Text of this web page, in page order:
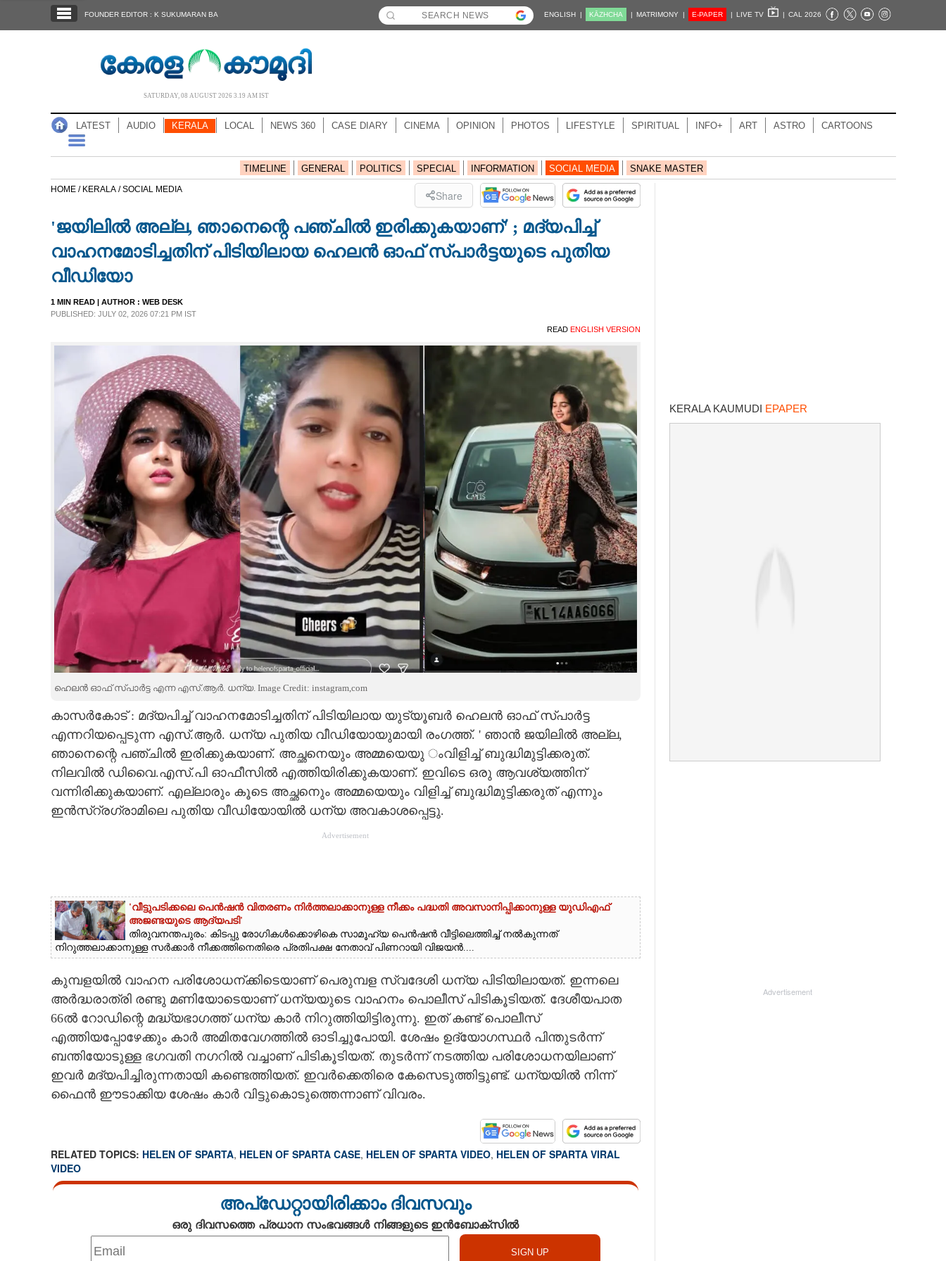
NOTIFIED NEWS
NEWS 360
CARTOONS
CONTACT US
FOUNDER EDITOR : K SUKUMARAN BA ENGLISH | KĀZHCHA | MATRIMONY | E-PAPER | LIVE TV | CAL 2026
SATURDAY, 08 AUGUST 2026 3.19 AM IST
LATEST AUDIO KERALA LOCAL NEWS 360 CASE DIARY CINEMA OPINION PHOTOS LIFESTYLE SPIRITUAL INFO+ ART ASTRO CARTOONS
TIMELINE GENERAL POLITICS SPECIAL INFORMATION SOCIAL MEDIA SNAKE MASTER
HOME / KERALA /SOCIAL MEDIA Share
'ജയിലിൽ അല്ല, ഞാനെന്റെ പഞ്ചിൽ ഇരിക്കുകയാണ്' ; മദ്യപിച്ച്
വാഹനമോടിച്ചതിന് പിടിയിലായ ഹെലൻ ഓഫ് സ്പാർട്ടയുടെ പുതിയ
വീഡിയോ
1 MIN READ | AUTHOR : WEB DESK
PUBLISHED: JULY 02, 2026 07:21 PM IST
READ ENGLISH VERSION
ഹെലൻ ഓഫ് സ്പാർട്ട എന്ന എസ്.ആർ. ധന്യ. Image Credit: instagram,com
കാസർകോ‌ട് : മദ്യപിച്ച് വാഹനമോടിച്ചതിന് പിടിയിലായ യുട്യൂബർ ഹെലൻ ഓഫ് സ്പാർട്ട
എന്നറിയപ്പെടുന്ന എസ്.ആർ. ധന്യ പുതിയ വീഡിയോയുമായി രംഗത്ത്. ' ഞാൻ ജയിലിൽ അല്ല,​
ഞാനെന്റെ പഞ്ചിൽ ഇരിക്കുകയാണ്. അച്ഛനെയും അമ്മയെയു ംവിളിച്ച് ബുദ്ധിമുട്ടിക്കരുത്.
നിലവിൽ ഡിവൈ.എസ്.പി ഓഫീസിൽ എത്തിയിരിക്കുകയാണ്. ഇവിടെ ഒരു ആവശ്യത്തിന്
വന്നിരിക്കുകയാണ്. എല്ലാരും കൂടെ അച്ഛനെും അമ്മയെയും വിളിച്ച് ബുദ്ധിമുട്ടിക്കരുത് എന്നും
ഇൻസ്റ്രഗ്രാമിലെ പുതിയ വീഡിയോയിൽ ധന്യ അവകാശപ്പെട്ടു.
Advertisement
'വീട്ടുപടിക്കലെ പെൻഷൻ വിതരണം നിർത്തലാക്കാനുള്ള നീക്കം പദ്ധതി അവസാനിപ്പിക്കാനുള്ള യുഡിഎഫ്
അജണ്ടയുടെ ആദ്യപടി'
തിരുവനന്തപുരം: കിടപ്പു രോഗികൾക്കൊഴികെ സാമൂഹ്യ പെൻഷൻ വീട്ടിലെത്തിച്ച് നൽകുന്നത്
നിറുത്തലാക്കാനുള്ള സർക്കാർ നീക്കത്തിനെതിരെ പ്രതിപക്ഷ നേതാവ് പിണറായി വിജയൻ....
കുമ്പളയിൽ വാഹന പരിശോധന്ക്കിടെയാണ് പെരുമ്പള സ്വദേശി ധന്യ പിടിയിലായത്. ഇന്നലെ
അർദ്ധരാത്രി രണ്ടു മണിയോടെയാണ് ധന്യയുടെ വാഹനം പൊലീസ് പിടികൂടിയത്. ദേശീയപാത
66ൽ റോഡിന്റെ മദ്ധ്യഭാഗത്ത് ധന്യ കാർ നിറുത്തിയിട്ടിരുന്നു. ഇത് കണ്ട് പൊലീസ്
എത്തിയപ്പോഴേക്കും കാർ അമിതവേഗത്തിൽ ഓടിച്ചുപോയി. ശേഷം ഉദ്യോഗസ്ഥർ പിന്തുടർന്ന്
ബന്തിയോടുള്ള ഭഗവതി നഗറിൽ വച്ചാണ് പിടികൂടിയത്. തുടർന്ന് നടത്തിയ പരിശോധനയിലാണ്
ഇവർ മദ്യപിച്ചിരുന്നതായി കണ്ടെത്തിയത്. ഇവർക്കെതിരെ കേസെടുത്തിട്ടുണ്ട്. ധന്യയിൽ നിന്ന്
ഫൈൻ ഈടാക്കിയ ശേഷം കാർ വിട്ടുകൊടുത്തെന്നാണ് വിവരം.
RELATED TOPICS: HELEN OF SPARTA, HELEN OF SPARTA CASE, HELEN OF SPARTA VIDEO, HELEN OF SPARTA VIRAL
VIDEO
അപ്ഡേറ്റായിരിക്കാം ദിവസവും
ഒരു ദിവസത്തെ പ്രധാന സംഭവങ്ങൾ നിങ്ങളുടെ ഇൻബോക്സിൽ
KERALA KAUMUDI EPAPER
Advertisement